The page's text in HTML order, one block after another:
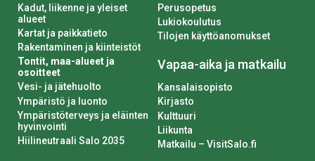
Kadut, liikenne ja yleiset
alueet
Kartat ja paikkatieto
Rakentaminen ja kiinteistöt
Tontit, maa-alueet ja
osoitteet
Vesi- ja jätehuolto
Ympäristö ja luonto
Ympäristöterveys ja eläinten
hyvinvointi
Hiilineutraali Salo 2035
Perusopetus
Lukiokoulutus
Tilojen käyttöanomukset
Vapaa-aika ja matkailu
Kansalaisopisto
Kirjasto
Kulttuuri
Liikunta
Matkailu – VisitSalo.fi